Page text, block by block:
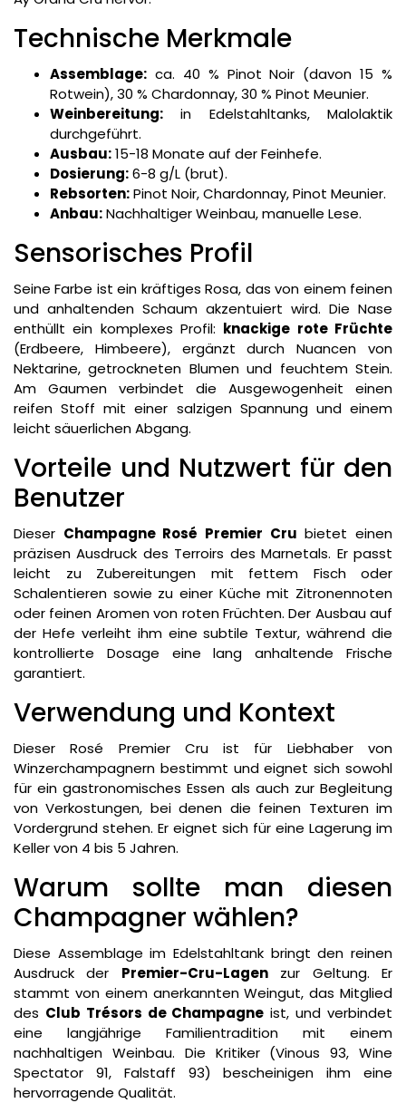
Technische Merkmale
Assemblage: ca. 40 % Pinot Noir (davon 15 %
Rotwein), 30 % Chardonnay, 30 % Pinot Meunier.
Weinbereitung: in Edelstahltanks, Malolaktik
durchgeführt.
Ausbau:15-18 Monate auf der Feinhefe.
Dosierung:6-8 g/L (brut).
Rebsorten:Pinot Noir, Chardonnay, Pinot Meunier.
Anbau:Nachhaltiger Weinbau, manuelle Lese.
Sensorisches Profil
Seine Farbe ist ein kräftiges Rosa, das von einem feinen
und anhaltenden Schaum akzentuiert wird. Die Nase
enthüllt ein komplexes Profil: knackige rote Früchte
(Erdbeere, Himbeere), ergänzt durch Nuancen von
Nektarine, getrockneten Blumen und feuchtem Stein.
Am Gaumen verbindet die Ausgewogenheit einen
reifen Stoff mit einer salzigen Spannung und einem
leicht säuerlichen Abgang.
Vorteile und Nutzwert für den
Benutzer
Dieser Champagne Rosé Premier Cru bietet einen
präzisen Ausdruck des Terroirs des Marnetals. Er passt
leicht zu Zubereitungen mit fettem Fisch oder
Schalentieren sowie zu einer Küche mit Zitronennoten
oder feinen Aromen von roten Früchten. Der Ausbau auf
der Hefe verleiht ihm eine subtile Textur, während die
kontrollierte Dosage eine lang anhaltende Frische
garantiert.
Verwendung und Kontext
Dieser Rosé Premier Cru ist für Liebhaber von
Winzerchampagnern bestimmt und eignet sich sowohl
für ein gastronomisches Essen als auch zur Begleitung
von Verkostungen, bei denen die feinen Texturen im
Vordergrund stehen. Er eignet sich für eine Lagerung im
Keller von 4 bis 5 Jahren.
Warum sollte man diesen
Champagner wählen?
Diese Assemblage im Edelstahltank bringt den reinen
Ausdruck der Premier-Cru-Lagenzur Geltung. Er
stammt von einem anerkannten Weingut, das Mitglied
des Club Trésors de Champagne ist, und verbindet
eine langjährige Familientradition mit einem
nachhaltigen Weinbau. Die Kritiker (Vinous 93, Wine
Spectator 91, Falstaff 93) bescheinigen ihm eine
hervorragende Qualität.